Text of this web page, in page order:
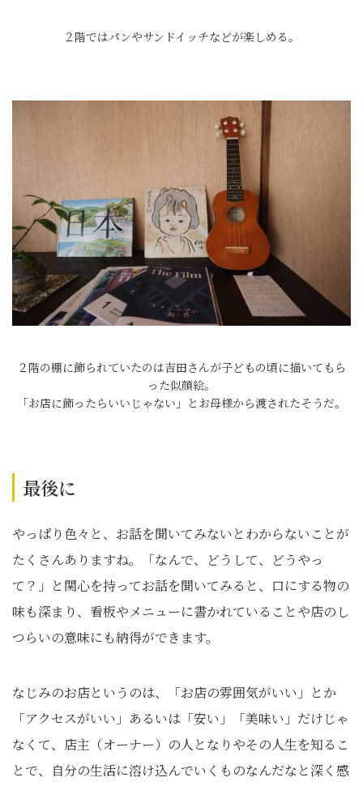
２階ではパンやサンドイッチなどが楽しめる。
２階の棚に飾られていたのは吉田さんが子どもの頃に描いてもら
った似顔絵。
「お店に飾ったらいいじゃない」とお母様から渡されたそうだ。
最後に
やっぱり色々と、お話を聞いてみないとわからないことが
たくさんありますね。「なんで、どうして、どうやっ
て？」と関心を持ってお話を聞いてみると、口にする物の
味も深まり、看板やメニューに書かれていることや店のし
つらいの意味にも納得ができます。
なじみのお店というのは、「お店の雰囲気がいい」とか
「アクセスがいい」あるいは「安い」「美味い」だけじゃ
なくて、店主（オーナー）の人となりやその人生を知るこ
とで、自分の生活に溶け込んでいくものなんだなと深く感